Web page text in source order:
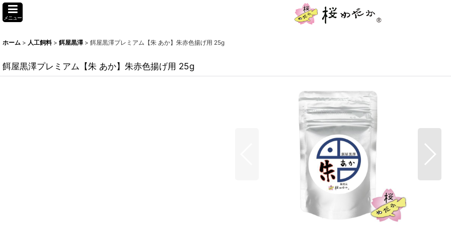
メニュー
ホーム > 人工飼料 > 餌屋黒澤 > 餌屋黒澤プレミアム【朱 あか】朱赤色揚げ用 25g
餌屋黒澤プレミアム【朱 あか】朱赤色揚げ用 25g